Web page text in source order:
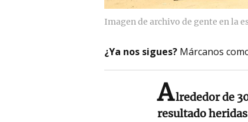
Imagen de archivo de gente en la
¿Ya nos sigues? Márcanos
Alrededor de
resultado